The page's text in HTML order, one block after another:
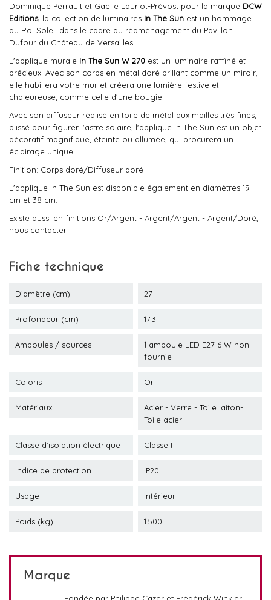
Dominique Perrault et Gaëlle Lauriot-Prévost pour la marque DCW
Editions, la collection de luminaires In The Sun est un hommage
au Roi Soleil dans le cadre du réaménagement du Pavillon
Dufour du Château de Versailles.
L'applique murale In The Sun W 270 est un luminaire raffiné et
précieux. Avec son corps en métal doré brillant comme un miroir,
elle habillera votre mur et créera une lumière festive et
chaleureuse, comme celle d'une bougie.
Avec son diffuseur réalisé en toile de métal aux mailles très fines,
plissé pour figurer l'astre solaire, l'applique In The Sun est un objet
décoratif magnifique, éteinte ou allumée, qui procurera un
éclairage unique.
Finition: Corps doré/Diffuseur doré
L'applique In The Sun est disponible également en diamètres 19
cm et 38 cm.
Existe aussi en finitions Or/Argent - Argent/Argent - Argent/Doré,
nous contacter.
Fiche technique
Diamètre (cm) 27
Profondeur (cm) 17.3
Ampoules / sources
1 ampoule LED E27 6 W non
fournie
Coloris Or
Matériaux
Acier - Verre - Toile laiton-
Toile acier
Classe d'isolation électrique Classe I
Indice de protection IP20
Usage Intérieur
Poids (kg) 1.500
Marque
Fondée par Philippe Cazer et Frédérick Winkler